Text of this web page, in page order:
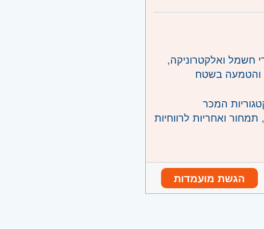
חשמל ואלקטרוניקה,
והטמעה בשטח
המכר
ואחריות לרווחיות
ערוצי מכר, תוך
בתחום מוצרי חשמל
הגשת מועמדות